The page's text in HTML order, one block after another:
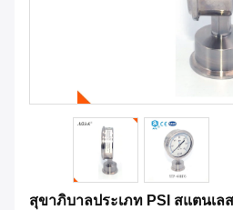
สุขาภิบาลประเภท PSI สแตนเล